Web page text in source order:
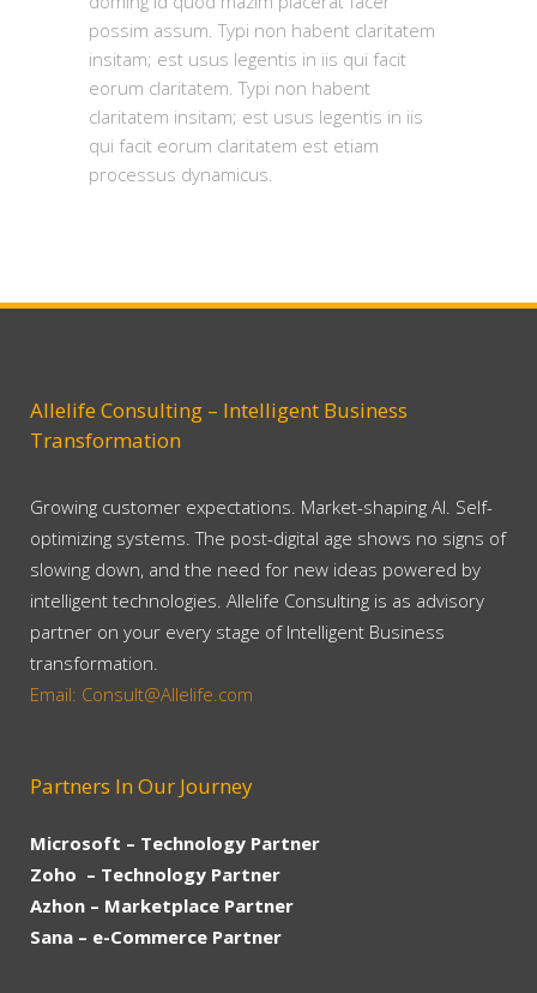
possim assum. Typi non habent claritatem
insitam; est usus legentis in iis qui facit
eorum claritatem. Typi non habent
claritatem insitam; est usus legentis in iis
qui facit eorum claritatem est etiam
processus dynamicus.
Allelife Consulting – Intelligent Business
Transformation
Growing customer expectations. Market-shaping AI. Self-
optimizing systems. The post-digital age shows no signs of
slowing down, and the need for new ideas powered by
intelligent technologies. Allelife Consulting is as advisory
partner on your every stage of Intelligent Business
transformation.
Email: Consult@Allelife.com
Partners In Our Journey
Microsoft – Technology Partner
Zoho – Technology Partner
Azhon – Marketplace Partner
Sana – e-Commerce Partner